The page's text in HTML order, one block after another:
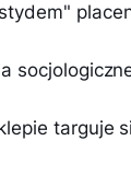
targuje